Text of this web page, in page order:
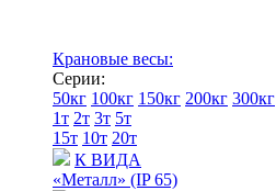
Крановые весы:
Серии:
50кг 100кг 150кг 200кг 300кг
1т 2т 3т 5т
15т 10т 20т
К ВИДА
«Металл» (IP 65)